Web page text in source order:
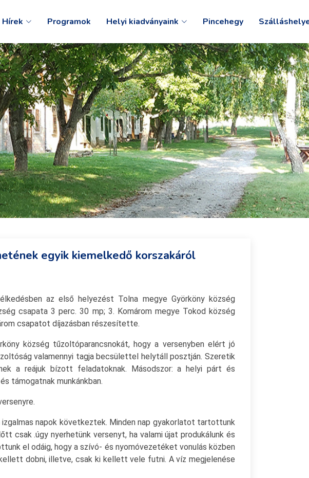
Hírek Programok Helyi kiadványaink Pincehegy
egyik kiemelkedő korszakáról
az első helyezést Tolna megye Györköny község
csapata 3 perc. 30 mp; 3. Komárom megye Tokod község
csapatot díjazásban részesítette.
község tűzoltóparancsnokát, hogy a versenyben elért jó
valamennyi tagja becsülettel helytáll posztján. Szeretik
a reájuk bízott feladatoknak. Másodszor: a helyi párt és
támogatnak munkánkban.
napok következtek. Minden nap gyakorlatot tartottunk
csak .úgy nyerhetünk versenyt, ha valami újat produkálunk és
el odáig, hogy a szívó- és nyomóvezetéket vonulás közben
dobni, illetve, csak ki kellett vele futni. A víz megjelenése